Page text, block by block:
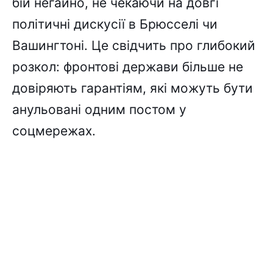
політичні дискусії в Брюсселі чи
Вашингтоні. Це свідчить про глибокий
розкол: фронтові держави більше не
довіряють гарантіям, які можуть бути
анульовані одним постом у
соцмережах.